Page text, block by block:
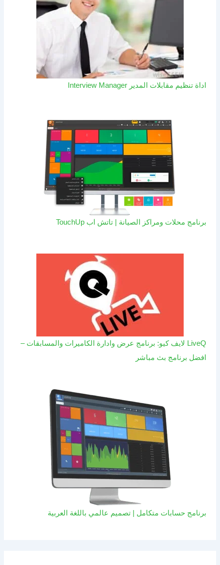
اداة تنظيم مقابلات المدير Interview Manager
برنامج محلات ومراكز الصيانة | تاتش اب TouchUp
LiveQ لايف كيو: برنامج عرض وادارة الكاميرات والمسابقات –
افضل برنامج بث مباشر
برنامج حسابات متكامل | تصميم عالمي باللغة العربية